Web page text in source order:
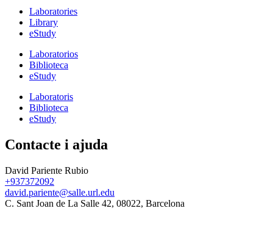
Laboratories
Library
eStudy
Laboratorios
Biblioteca
eStudy
Laboratoris
Biblioteca
eStudy
Contacte i ajuda
David Pariente Rubio
+937372092
david.pariente@salle.url.edu
C. Sant Joan de La Salle 42, 08022, Barcelona